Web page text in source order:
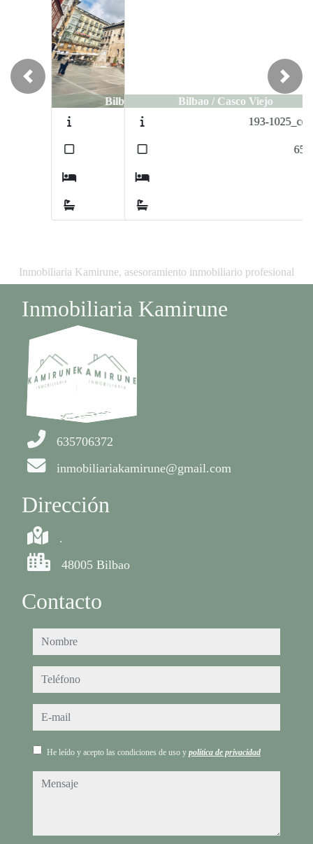
Bilbao / Casco Viejo
193-1025_copia
Previous Next
Inmobiliaria Kamirune, asesoramiento inmobiliario profesional
Inmobiliaria Kamirune
635706372
inmobiliariakamirune@gmail.com
Dirección
.
48005 Bilbao
Contacto
nombre
teléfono
e-mail
He leído y acepto las condiciones de uso y política de privacidad
mensaje